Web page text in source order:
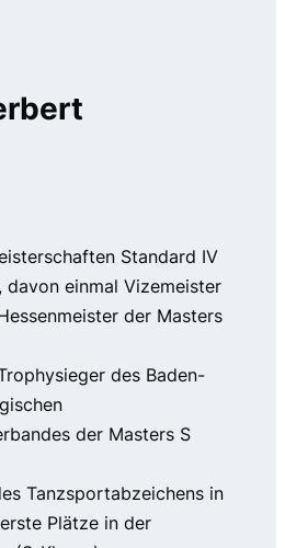
Standard IV
davon einmal Vizemeister
der Masters
des Baden-
der Masters S
Tanzsportabzeichens in
Plätze in der